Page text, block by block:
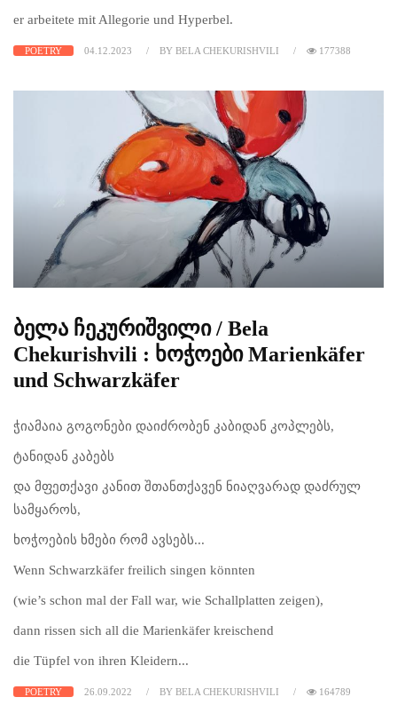
er arbeitete mit Allegorie und Hyperbel.
POETRY 04.12.2023 BY BELA CHEKURISHVILI 177388
ბელა ჩეკურიშვილი / Bela
Chekurishvili : ხოჭოები Marienkäfer
und Schwarzkäfer
ჭიამაია გოგონები დაიძრობენ კაბიდან კოპლებს,
ტანიდან კაბებს
და მფეთქავი კანით შთანთქავენ ნიაღვარად დაძრულ
სამყაროს,
ხოჭოების ხმები რომ ავსებს...
Wenn Schwarzkäfer freilich singen könnten
(wie’s schon mal der Fall war, wie Schallplatten zeigen),
dann rissen sich all die Marienkäfer kreischend
die Tüpfel von ihren Kleidern...
POETRY 26.09.2022 BY BELA CHEKURISHVILI 164789